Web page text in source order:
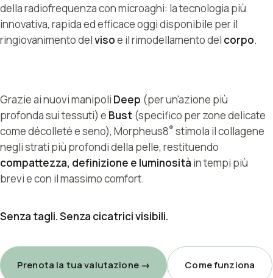
della radiofrequenza con microaghi: la tecnologia più
innovativa, rapida ed efficace oggi disponibile per il
ringiovanimento delvisoe il rimodellamento del corpo.
SENZA BISTURI
Quando le creme non bastano e la chirurgia è
troppo.
Grazie ai nuovi manipoli Deep (per un'azione più
profonda sui tessuti) e Bust (specifico per zone delicate
come décolleté e seno), Morpheus8® stimola il collagene
negli strati più profondi della pelle, restituendo
compattezza, definizione e luminosità in tempi più
brevi e con il massimo comfort.
Senza tagli. Senza cicatrici visibili.
Prenota la tua valutazione → Come funziona